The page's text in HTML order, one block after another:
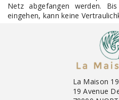
Netz abgefangen werden.
eingehen, kann keine
La Maison 19
19 Avenue